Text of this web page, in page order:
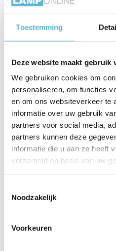
Toestemming
Deze website maakt gebruik
We gebruiken cookies om
personaliseren, om functies
en om ons websiteverkeer te
informatie over uw gebruik
partners voor social media,
partners kunnen deze
informatie die u aan ze heeft
verzameld op basis van uw
Noodzakelijk
Voorkeuren
Gerelateerde artikelen:
LED GU10 lamp 50-
3,8 W...
€7,95
€5,95
2,6 W...
€6,95
Er zijn nog geen reviews